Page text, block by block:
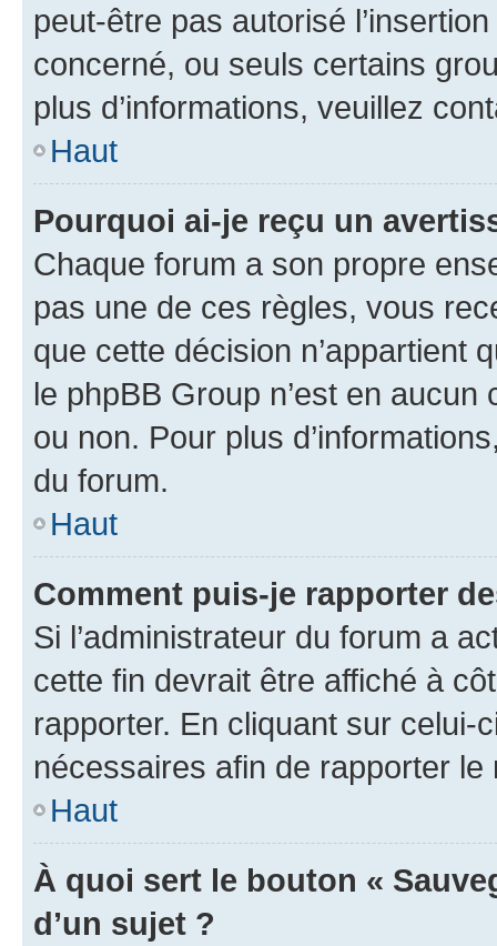
peut-être pas autorisé
concerné, ou seuls certains
plus d’informations, veuillez
Haut
Pourquoi ai-je reçu un
Chaque forum a son propre
pas une de ces règles, vous
que cette décision n’appartient
le phpBB Group n’est en
ou non. Pour plus
du forum.
Haut
Comment puis-je rapporter
Si l’administrateur du forum a
cette fin devrait être affiché à
rapporter. En cliquant sur
nécessaires afin de rapporter le
Haut
À quoi sert le bouton «
d’un sujet ?